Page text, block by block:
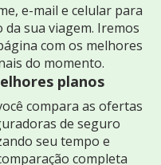
e-mail e celular para
da sua viagem. Iremos
com os melhores
do momento.
planos
compara as ofertas
de seguro
seu tempo e
completa